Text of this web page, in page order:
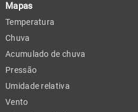
Mapas
Temperatura
Chuva
Acumulado de chuva
Pressão
Umidade relativa
Vento